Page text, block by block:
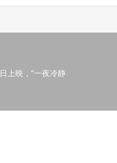
上映，“一夜冷静